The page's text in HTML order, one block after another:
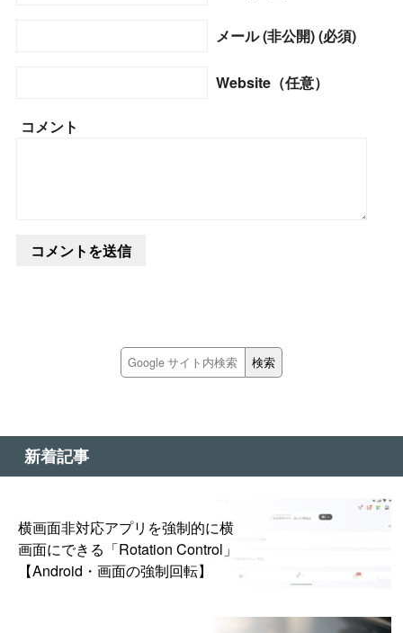
メール (非公開) (必須)
Website（任意）
コメント
新着記事
横画面非対応アプリを強制的に横
画面にできる「Rotation Control」
【Android・画面の強制回転】